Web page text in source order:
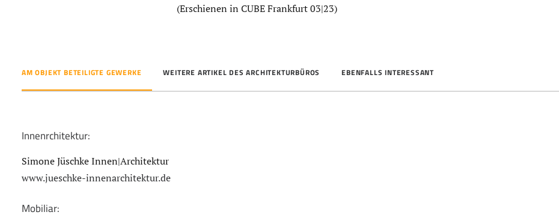
(Erschienen in CUBE Frankfurt 03|23)
AM OBJEKT BETEILIGTE GEWERKE WEITERE ARTIKEL DES ARCHITEKTURBÜROS EBENFALLS INTERESSANT
Innenrchitektur:
Simone Jüschke Innen|Architektur
www.jueschke-innenarchitektur.de
Mobiliar: